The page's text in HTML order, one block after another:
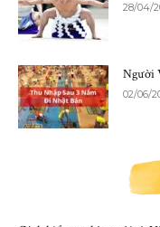
28/04/
Người
02/06/